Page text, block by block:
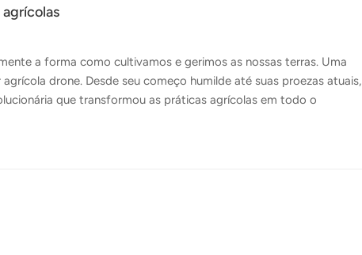
a forma como cultivamos e gerimos as nossas terras. Uma
drone. Desde seu começo humilde até suas proezas atuais,
que transformou as práticas agrícolas em todo o
esses dispositivos rudimentares estavam longe das
eram limitadas e não dispunham dos sensores sofisticados e dos